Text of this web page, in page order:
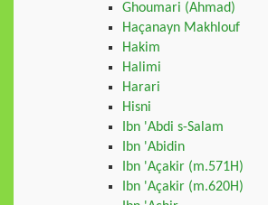
Ghoumari (Ahmad)
Haçanayn Makhlouf
Hakim
Halimi
Harari
Hisni
Ibn 'Abdi s-Salam
Ibn 'Abidin
Ibn 'Açakir (m.571H)
Ibn 'Açakir (m.620H)